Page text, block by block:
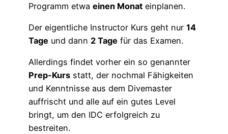
Programm etwa einen Monat einplanen.
Der eigentliche Instructor Kurs geht nur 14
Tage und dann 2 Tage für das Examen.
Allerdings findet vorher ein so genannter
Prep-Kurs statt, der nochmal Fähigkeiten
und Kenntnisse aus dem Divemaster
auffrischt und alle auf ein gutes Level
bringt, um den IDC erfolgreich zu
bestreiten.